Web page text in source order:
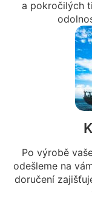
a pokročilých
Po výrobě
odešleme na
doručení